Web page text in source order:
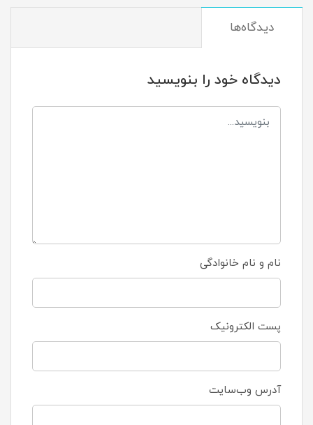
دیدگاه‌ها
دیدگاه خود را بنویسید
نام و نام خانوادگی
پست الکترونیک
آدرس وب‌سایت